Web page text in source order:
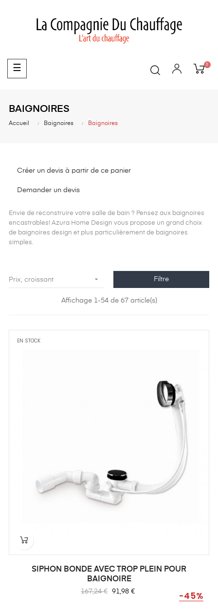
Basculer
la
☰ 0
BAIGNOIRES
Accueil Baignoires Baignoires
Créer un devis à partir de ce panier
Demander un devis
Envie de reconstruire votre salle de bain ? Pensez aux baignoires
encastrables! Azura Home Design vous propose un grand choix
de baignoires design et plus particulièrement de baignoires
simples.
Prix, croissant  Filtre
Affichage 1-54 de 67 article(s)
EN STOCK
SIPHON BONDE AVEC TROP PLEIN POUR
BAIGNOIRE
Prix
167,24 € -45%
Prix
91,98 €